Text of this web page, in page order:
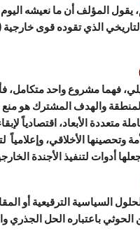
المؤلف أن ما نعيشه
الذي تقوده قوى خارجية
فهما مشروع واحد متكامل،
والهدف المشترك هو منع
الأبعاد، اقتصادياً
وتحصينها الأخلاقي،
أدوات لتنفيذ الأجندة
السياسية الترقيعية أو
باعتباره الحل الجذري